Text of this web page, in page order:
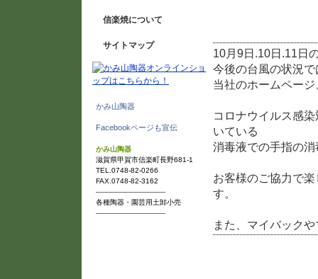
信楽焼について
サイトマップ
かみ山陶器
Facebookページも宣伝
かみ山陶器
滋賀県甲賀市信楽町長野681-1
TEL.0748-82-0266
FAX.0748-82-3162
──────────────
各種陶器・園芸用土卸小売
──────────────
10月9日.10日.11日
今後の台風の状況
当社のホームペー
コロナウイルス感
いている
消毒液での手指の
お客様のご協力で
す。
また、マイバック